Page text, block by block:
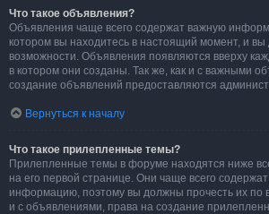
Что такое объявления?
Объявления чаще всего содержат важную
котором вы находитесь в настоящий момент, и
возможности. Объявления появляются вверху
в котором они созданы. Так же, как и с важными
создание объявлений предоставляются
Вернуться к началу
Что такое прилепленные темы?
Прилепленные темы в форуме находятся ниже
на его первой странице. Они чаще всего
информацию, поэтому вы должны прочесть их по
и с объявлениями, права на создание